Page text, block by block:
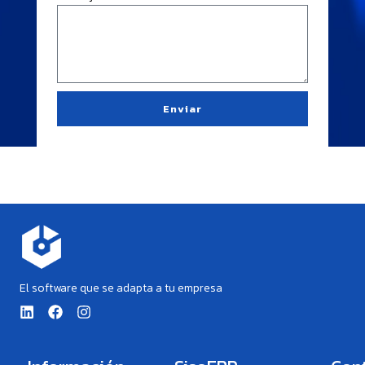
Enviar
El software que se adapta a tu empresa
L
i
F
a
I
n